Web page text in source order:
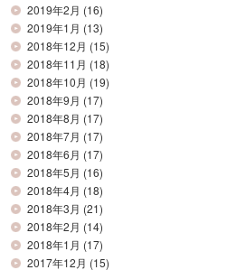
2019年2月 (16)
2019年1月 (13)
2018年12月 (15)
2018年11月 (18)
2018年10月 (19)
2018年9月 (17)
2018年8月 (17)
2018年7月 (17)
2018年6月 (17)
2018年5月 (16)
2018年4月 (18)
2018年3月 (21)
2018年2月 (14)
2018年1月 (17)
2017年12月 (15)